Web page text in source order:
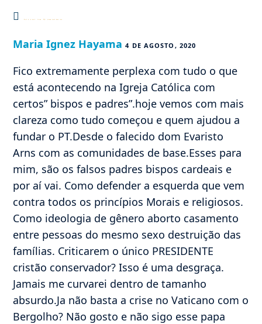
Este post tem 29 comentários
Maria Ignez Hayama 4 DE AGOSTO, 2020
Fico extremamente perplexa com tudo o que
está acontecendo na Igreja Católica com
certos” bispos e padres”.hoje vemos com mais
clareza como tudo começou e quem ajudou a
fundar o PT.Desde o falecido dom Evaristo
Arns com as comunidades de base.Esses para
mim, são os falsos padres bispos cardeais e
por aí vai. Como defender a esquerda que vem
contra todos os princípios Morais e religiosos.
Como ideologia de gênero aborto casamento
entre pessoas do mesmo sexo destruição das
famílias. Criticarem o único PRESIDENTE
cristão conservador? Isso é uma desgraça.
Jamais me curvarei dentro de tamanho
absurdo.Ja não basta a crise no Vaticano com o
Bergolho? Não gosto e não sigo esse papa